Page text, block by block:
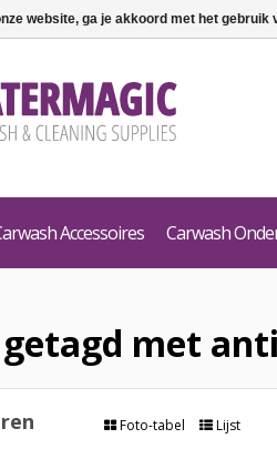
Accessoires Carwash
met
Foto-tabel Lijst
website, ga je akkoord met het